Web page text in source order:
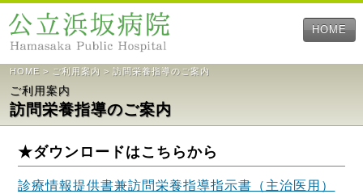
HOME
HOME > ご利用案内 > 訪問栄養指導のご案内
ご利用案内
訪問栄養指導のご案内
★ダウンロードはこちらから
診療情報提供書兼訪問栄養指導指示書（主治医用）